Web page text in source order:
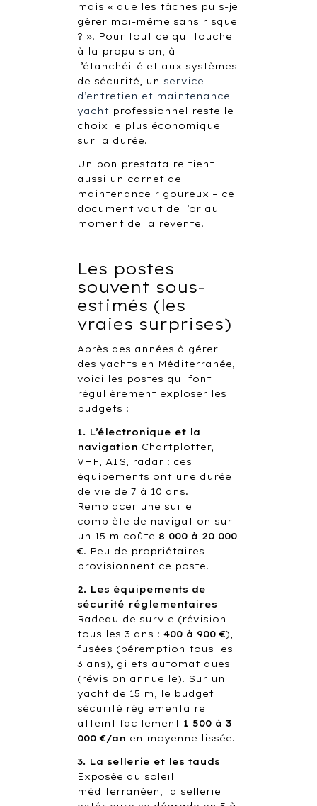
mais « quelles tâches puis-je
gérer moi-même sans risque
? ». Pour tout ce qui touche
à la propulsion, à
l’étanchéité et aux systèmes
de sécurité, un service
d’entretien et maintenance
yacht professionnel reste le
choix le plus économique
sur la durée.
Un bon prestataire tient
aussi un carnet de
maintenance rigoureux – ce
document vaut de l’or au
moment de la revente.
Les postes
souvent sous-
estimés (les
vraies surprises)
Après des années à gérer
des yachts en Méditerranée,
voici les postes qui font
régulièrement exploser les
budgets :
1. L’électronique et la
navigation Chartplotter,
VHF, AIS, radar : ces
équipements ont une durée
de vie de 7 à 10 ans.
Remplacer une suite
complète de navigation sur
un 15 m coûte 8 000 à 20 000
€. Peu de propriétaires
provisionnent ce poste.
2. Les équipements de
sécurité réglementaires
Radeau de survie (révision
tous les 3 ans : 400 à 900 €),
fusées (péremption tous les
3 ans), gilets automatiques
(révision annuelle). Sur un
yacht de 15 m, le budget
sécurité réglementaire
atteint facilement 1 500 à 3
000 €/an en moyenne lissée.
3. La sellerie et les tauds
Exposée au soleil
méditerranéen, la sellerie